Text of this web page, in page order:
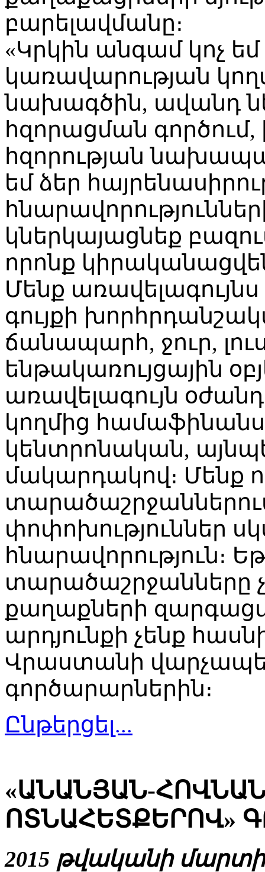
բարելավմանը։
«Կրկին անգամ կոչ
կառավարության
նախագծին, ավանդ
հզորացման
հզորության
եմ ձեր
կներկայացնեք
որոնք
Մենք
գույքի
ճանապարհ, ջուր,
ենթակառույցային
առավելագույն
կողմից
կենտրոնական,
մակարդակով։ Մենք
փոփոխություններ
հնարավորություն։
տարածաշրջանները
քաղաքների
արդյունքի չենք
Վրաստանի
գործարարներին։
Ընթերցել...
«ԱՆԱՆՅԱՆ-
ՈՏՆԱՀԵՏՔԵՐՈՎ»
2015 թվականի